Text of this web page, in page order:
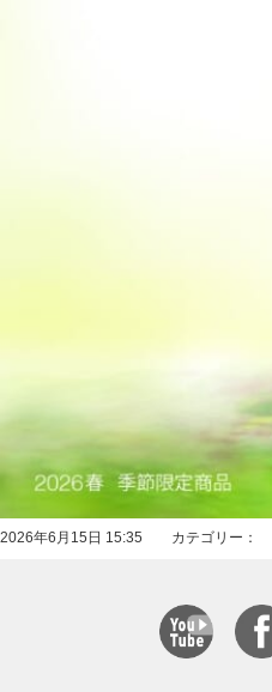
2026年6月15日 15:35 カテゴリー：